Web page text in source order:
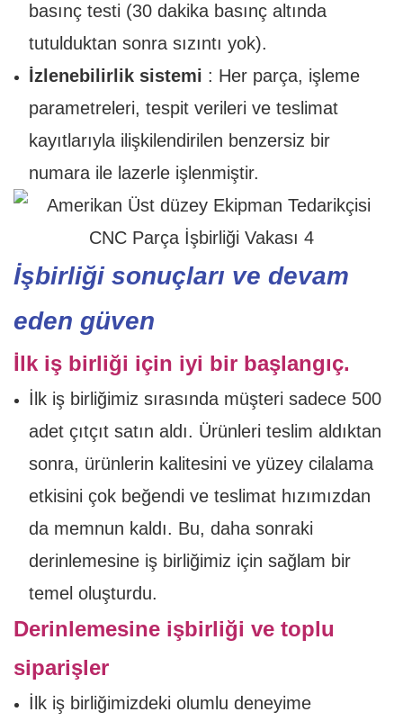
basınç testi (30 dakika basınç altında
tutulduktan sonra sızıntı yok).
İzlenebilirlik sistemi : Her parça, işleme
parametreleri, tespit verileri ve teslimat
kayıtlarıyla ilişkilendirilen benzersiz bir
numara ile lazerle işlenmiştir.
İşbirliği sonuçları ve devam
eden güven
İlk iş birliği için iyi bir başlangıç.
İlk iş birliğimiz sırasında müşteri sadece 500
adet çıtçıt satın aldı. Ürünleri teslim aldıktan
sonra, ürünlerin kalitesini ve yüzey cilalama
etkisini çok beğendi ve teslimat hızımızdan
da memnun kaldı. Bu, daha sonraki
derinlemesine iş birliğimiz için sağlam bir
temel oluşturdu.
Derinlemesine işbirliği ve toplu
siparişler
İlk iş birliğimizdeki olumlu deneyime